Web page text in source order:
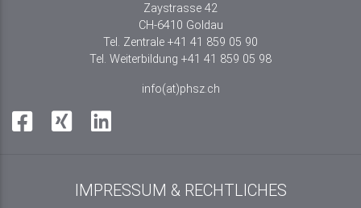
Zaystrasse 42
CH-6410 Goldau
Tel. Zentrale +41 41 859 05 90
Tel. Weiterbildung +41 41 859 05 98
info(at)phsz.ch
IMPRESSUM & RECHTLICHES